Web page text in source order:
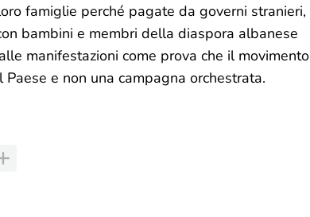
famiglie perché pagate da governi stranieri,
bambini e membri della diaspora albanese
manifestazioni come prova che il movimento
e non una campagna orchestrata.